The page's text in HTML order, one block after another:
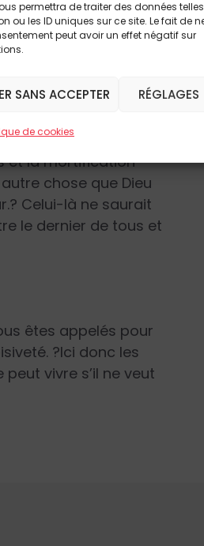
permettra de traiter des données telles
les ID uniques sur ce site. Le fait de
peut avoir un effet négatif sur
SANS ACCEPTER RÉGLAGES
de cookies
être affermi et croître
la terre. ?Il faut, pour
vivre en
et la mortification
chose que Dieu
Celui-là ne saurait
le dernier de tous et
êtes appelés pour
?Ici donc les
vivre s’il ne veut